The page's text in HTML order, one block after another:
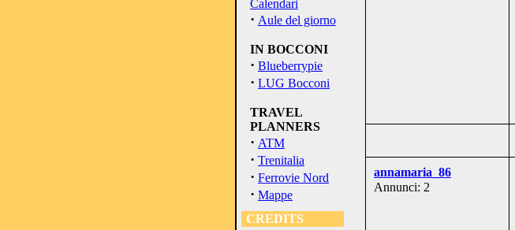
Calendari
· Aule del giorno
IN BOCCONI
· Blueberrypie
· LUG Bocconi
TRAVEL
PLANNERS
· ATM
· Trenitalia
· Ferrovie Nord
· Mappe
CREDITS
annamaria_86
Annunci: 2